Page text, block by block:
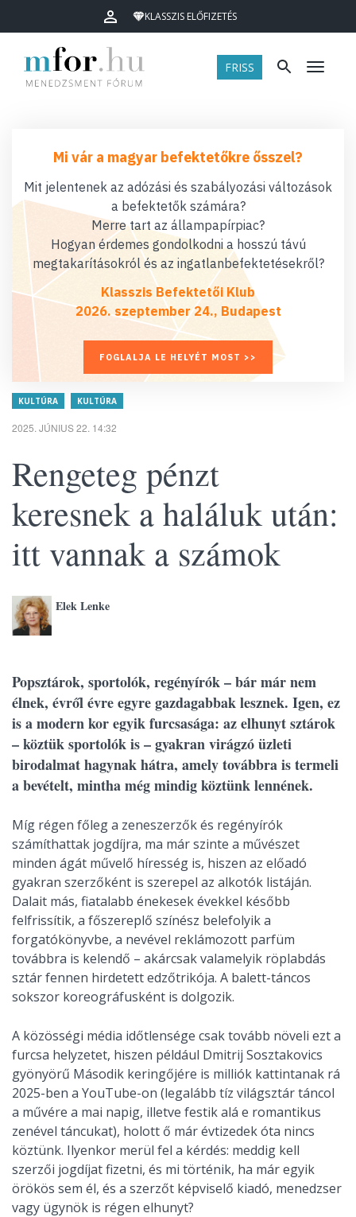
KLASSZIS ELŐFIZETÉS
FRISS Menü
Mi vár a magyar befektetőkre ősszel?
Mit jelentenek az adózási és szabályozási változások
a befektetők számára?
Merre tart az állampapírpiac?
Hogyan érdemes gondolkodni a hosszú távú
megtakarításokról és az ingatlanbefektetésekről?
Klasszis Befektetői Klub
2026. szeptember 24., Budapest
FOGLALJA LE HELYÉT MOST >>
KULTÚRA KULTÚRA
2025. JÚNIUS 22. 14:32
Rengeteg pénzt
keresnek a haláluk után:
itt vannak a számok
Elek Lenke
Popsztárok, sportolók, regényírók – bár már nem
élnek, évről évre egyre gazdagabbak lesznek. Igen, ez
is a modern kor egyik furcsasága: az elhunyt sztárok
– köztük sportolók is – gyakran virágzó üzleti
birodalmat hagynak hátra, amely továbbra is termeli
a bevételt, mintha még mindig köztünk lennének.
Míg régen főleg a zeneszerzők és regényírók
számíthattak jogdíjra, ma már szinte a művészet
minden ágát művelő híresség is, hiszen az előadó
gyakran szerzőként is szerepel az alkotók listáján.
Dalait más, fiatalabb énekesek évekkel később
felfrissítik, a főszereplő színész belefolyik a
forgatókönyvbe, a nevével reklámozott parfüm
továbbra is kelendő – akárcsak valamelyik röplabdás
sztár fennen hirdetett edzőtrikója. A balett-táncos
sokszor koreográfusként is dolgozik.
A közösségi média időtlensége csak tovább növeli ezt a
furcsa helyzetet, hiszen például Dmitrij Sosztakovics
gyönyörű Második keringőjére is milliók kattintanak rá
2025-ben a YouTube-on (legalább tíz világsztár táncol
a művére a mai napig, illetve festik alá e romantikus
zenével táncukat), holott ő már évtizedek óta nincs
köztünk. Ilyenkor merül fel a kérdés: meddig kell
szerzői jogdíjat fizetni, és mi történik, ha már egyik
örökös sem él, és a szerzőt képviselő kiadó, menedzser
vagy ügynök is régen elhunyt?